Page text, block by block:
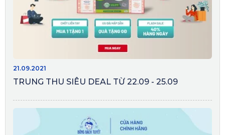
21.09.2021
TRUNG THU SIÊU DEAL TỪ 22.09 - 25.09